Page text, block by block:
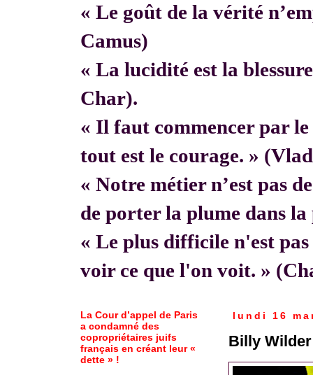
« Le goût de la vérité
Camus)
« La lucidité est la
Char).
« Il faut commencer par le
tout est le courage. »
« Notre métier n’est pas
de porter la plume dans
« Le plus difficile n'est
voir ce que l'on voit. »
lundi 16
Billy Wilder
La Cour d’appel de Paris
a condamné des
copropriétaires juifs
français en créant leur «
dette » !